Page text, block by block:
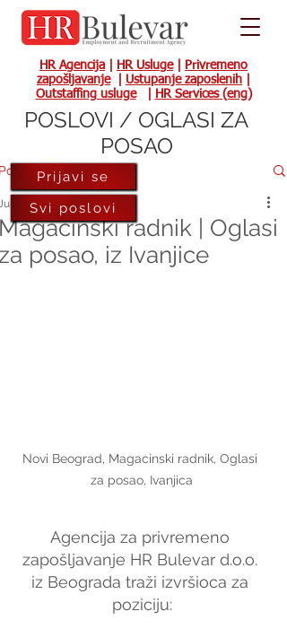
HR Agencija HR Usluge|
Privremeno
zapošljavanje| Ustupanje zaposlenih
Outstaffing usluge| HR Services (eng)
radnik | Oglasi
posao, iz Ivanjice
27, 2022
Novi Beograd, Magacinski radnik, Oglasi
za posao, Ivanjica
Agencija za privremeno
zapošljavanje HR Bulevar d.o.o.
iz Beograda traži izvršioca za
poziciju:
Prijavi se
Svi poslovi
POSLOVI / OGLASI ZA
POSAO